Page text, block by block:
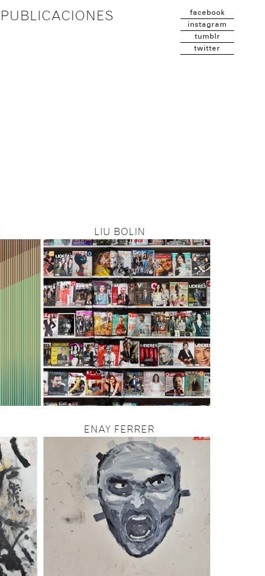
PUBLICACIONES
facebook
instagram
tumblr
twitter
LIU BOLIN
ENAY FERRER